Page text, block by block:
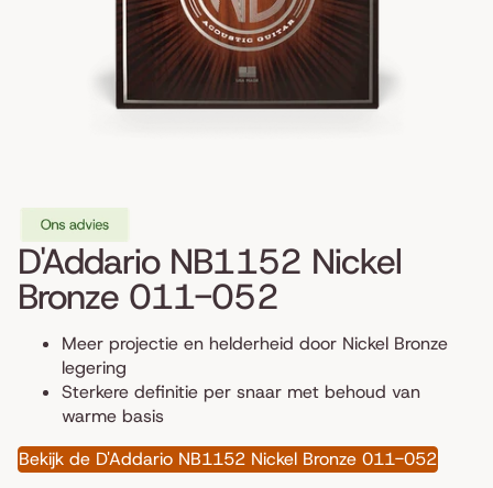
D'Addario NB1152 Nickel
Bronze 011-052
Meer projectie en helderheid door Nickel Bronze
legering
Sterkere definitie per snaar met behoud van
warme basis
Bekijk de D'Addario NB1152 Nickel Bronze 011-052